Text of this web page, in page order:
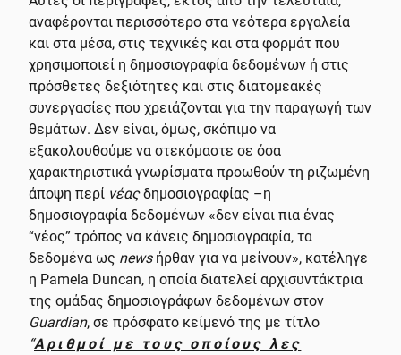
αναφέρονται περισσότερο στα νεότερα εργαλεία
και στα μέσα, στις τεχνικές και στα φορμάτ που
χρησιμοποιεί η δημοσιογραφία δεδομένων ή στις
πρόσθετες δεξιότητες και στις διατομεακές
συνεργασίες που χρειάζονται για την παραγωγή των
θεμάτων. Δεν είναι, όμως, σκόπιμο να
εξακολουθούμε να στεκόμαστε σε όσα
χαρακτηριστικά γνωρίσματα προωθούν τη ριζωμένη
άποψη περί νέαςδημοσιογραφίας –η
δημοσιογραφία δεδομένων «δεν είναι πια ένας
“νέος” τρόπος να κάνεις δημοσιογραφία, τα
δεδομένα ως news ήρθαν για να μείνουν», κατέληγε
η Pamela Duncan, η οποία διατελεί αρχισυντάκτρια
της ομάδας δημοσιογράφων δεδομένων στον
Guardian, σε πρόσφατο κείμενό της με τίτλο
“Αριθμοί με τους οποίους λες